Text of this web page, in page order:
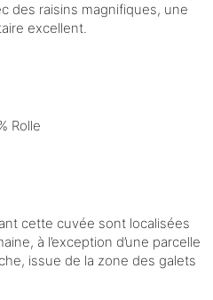
des raisins magnifiques, une
excellent.
Rolle
cette cuvée sont localisées
à l’exception d’une parcelle
issue de la zone des galets